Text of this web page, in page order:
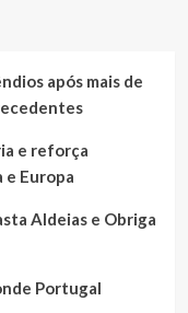
após mais de
e reforça
Europa
Aldeias e Obriga
Portugal